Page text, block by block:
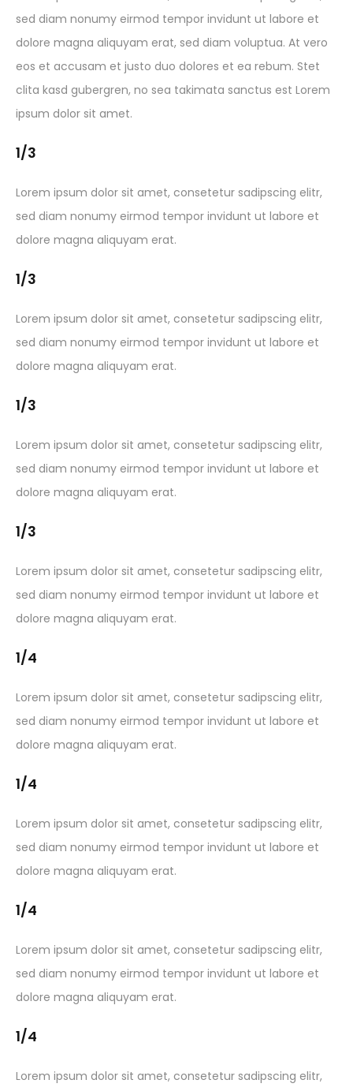
sed diam nonumy eirmod tempor invidunt ut labore et
dolore magna aliquyam erat, sed diam voluptua. At vero
eos et accusam et justo duo dolores et ea rebum. Stet
clita kasd gubergren, no sea takimata sanctus est Lorem
ipsum dolor sit amet.
1/3
Lorem ipsum dolor sit amet, consetetur sadipscing elitr,
sed diam nonumy eirmod tempor invidunt ut labore et
dolore magna aliquyam erat.
1/3
Lorem ipsum dolor sit amet, consetetur sadipscing elitr,
sed diam nonumy eirmod tempor invidunt ut labore et
dolore magna aliquyam erat.
1/3
Lorem ipsum dolor sit amet, consetetur sadipscing elitr,
sed diam nonumy eirmod tempor invidunt ut labore et
dolore magna aliquyam erat.
1/3
Lorem ipsum dolor sit amet, consetetur sadipscing elitr,
sed diam nonumy eirmod tempor invidunt ut labore et
dolore magna aliquyam erat.
1/4
Lorem ipsum dolor sit amet, consetetur sadipscing elitr,
sed diam nonumy eirmod tempor invidunt ut labore et
dolore magna aliquyam erat.
1/4
Lorem ipsum dolor sit amet, consetetur sadipscing elitr,
sed diam nonumy eirmod tempor invidunt ut labore et
dolore magna aliquyam erat.
1/4
Lorem ipsum dolor sit amet, consetetur sadipscing elitr,
sed diam nonumy eirmod tempor invidunt ut labore et
dolore magna aliquyam erat.
1/4
Lorem ipsum dolor sit amet, consetetur sadipscing elitr,